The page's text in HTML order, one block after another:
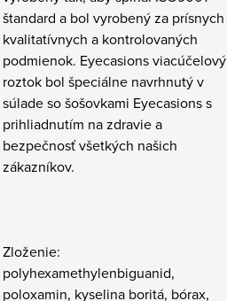
štandard a bol vyrobený za prísnych
kvalitatívnych a kontrolovaných
podmienok. Eyecasions viacúčelový
roztok bol špeciálne navrhnutý v
súlade so šošovkami Eyecasions s
prihliadnutím na zdravie a
bezpečnosť všetkých našich
zákazníkov.
Zloženie:
polyhexamethylenbiguanid,
poloxamin, kyselina boritá, bórax,